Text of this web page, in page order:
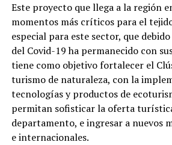
Este proyecto que llega a la región
momentos más críticos para el
especial para este sector, que
del Covid-19 ha permanecido con
tiene como objetivo fortalecer el
turismo de naturaleza, con la
tecnologías y productos de
permitan sofisticar la oferta
departamento, e ingresar a nuevos
e internacionales.